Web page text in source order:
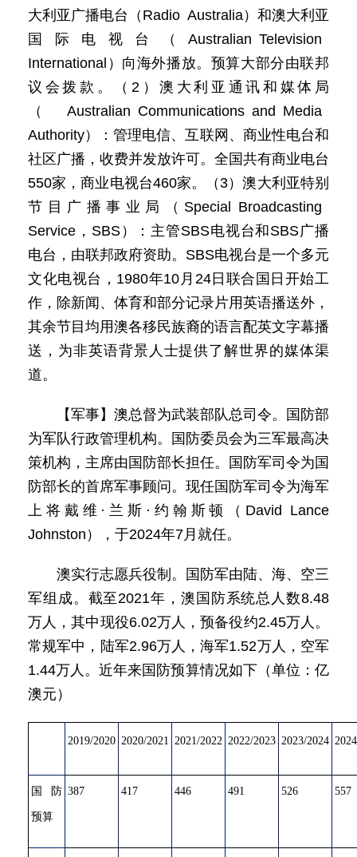
大利亚广播电台（Radio Australia）和澳大利亚
国际电视台（Australian Television
International）向海外播放。预算大部分由联邦
议会拨款。（2）澳大利亚通讯和媒体局
（Australian Communications and Media
Authority）：管理电信、互联网、商业性电台和
社区广播，收费并发放许可。全国共有商业电台
550家，商业电视台460家。（3）澳大利亚特别
节目广播事业局（Special Broadcasting
Service，SBS）：主管SBS电视台和SBS广播
电台，由联邦政府资助。SBS电视台是一个多元
文化电视台，1980年10月24日联合国日开始工
作，除新闻、体育和部分记录片用英语播送外，
其余节目均用澳各移民族裔的语言配英文字幕播
送，为非英语背景人士提供了解世界的媒体渠
道。
【军事】澳总督为武装部队总司令。国防部
为军队行政管理机构。国防委员会为三军最高决
策机构，主席由国防部长担任。国防军司令为国
防部长的首席军事顾问。现任国防军司令为海军
上将戴维·兰斯·约翰斯顿（David Lance
Johnston），于2024年7月就任。
澳实行志愿兵役制。国防军由陆、海、空三
军组成。截至2021年，澳国防系统总人数8.48
万人，其中现役6.02万人，预备役约2.45万人。
常规军中，陆军2.96万人，海军1.52万人，空军
1.44万人。近年来国防预算情况如下（单位：亿
澳元）
2019/2020 2020/2021 2021/2022 2022/2023 2023/2024
国防
预算
387 417 446 491 526 557